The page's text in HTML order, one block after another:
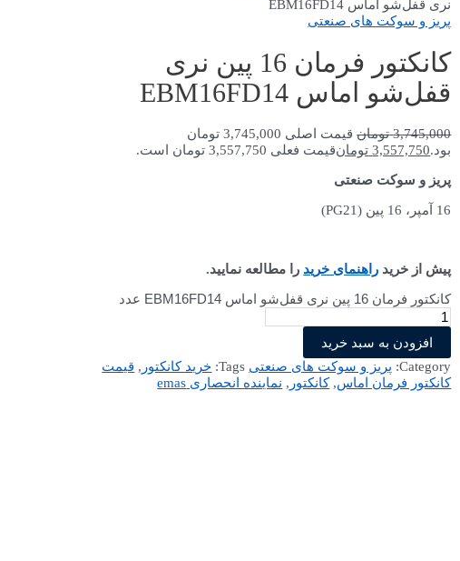
نری قفل‌شو اماس EBM16FD14
پریز و سوکت های صنعتی
کانکتور فرمان 16 پین نری
قفل‌شو اماس EBM16FD14
3,745,000 تومان
قیمت اصلی 3,745,000 تومان
بود.3,557,750 تومانقیمت فعلی 3,557,750 تومان است.
پریز و سوکت صنعتی
16 آمپر، 16 پین (PG21)
پیش از خرید راهنمای خرید را مطالعه نمایید.
کانکتور فرمان 16 پین نری قفل‌شو اماس EBM16FD14 عدد
افزودن به سبد خرید
Category: پریز و سوکت های صنعتی Tags: خرید کانکتور , قیمت
کانکتور فرمان اماس,کانکتور , نماینده انحصاری emas